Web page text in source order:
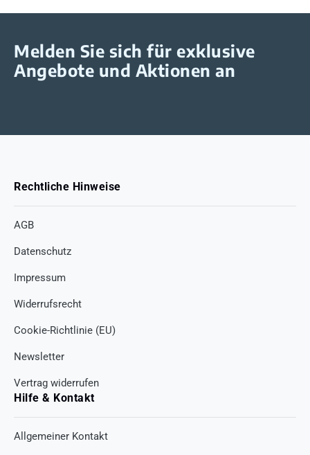
Melden Sie sich für exklusive
Angebote und Aktionen an
Rechtliche Hinweise
AGB
Datenschutz
Impressum
Widerrufsrecht
Cookie-Richtlinie (EU)
Newsletter
Vertrag widerrufen
Hilfe & Kontakt
Allgemeiner Kontakt